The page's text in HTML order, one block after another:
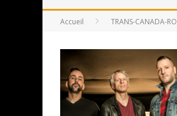
Accueil TRANS-CANADA-